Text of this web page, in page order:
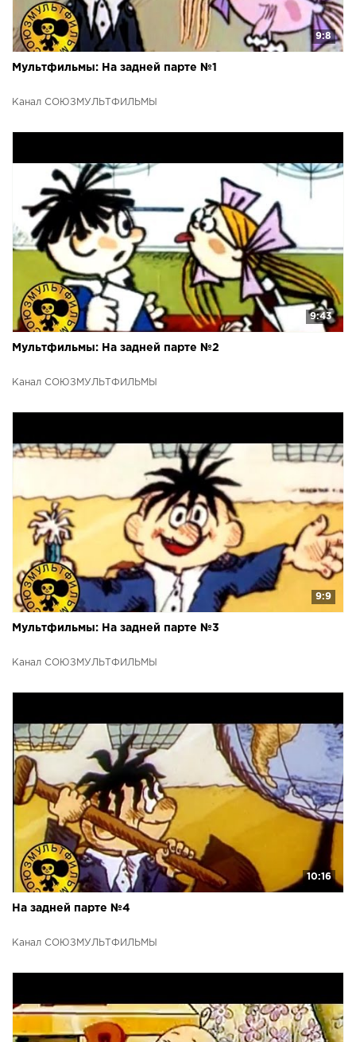
9:8
Мультфильмы: На задней парте №1
Канал СОЮЗМУЛЬТФИЛЬМЫ
9:43
Мультфильмы: На задней парте №2
Канал СОЮЗМУЛЬТФИЛЬМЫ
9:9
Мультфильмы: На задней парте №3
Канал СОЮЗМУЛЬТФИЛЬМЫ
10:16
На задней парте №4
Канал СОЮЗМУЛЬТФИЛЬМЫ